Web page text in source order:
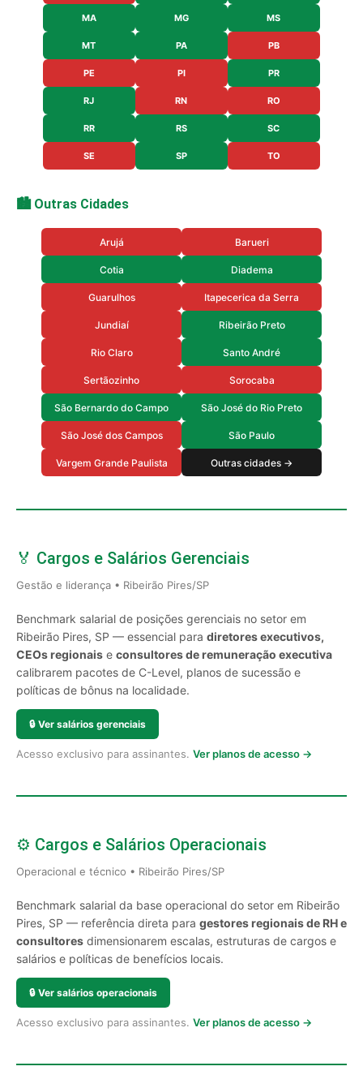
MA MG MS
MT PA PB
PE PI PR
RJ RN RO
RR RS SC
SE SP TO
🏙️ Outras Cidades
Arujá Barueri
Cotia Diadema
Guarulhos Itapecerica da Serra
Jundiaí Ribeirão Preto
Rio Claro Santo André
Sertãozinho Sorocaba
São Bernardo do Campo São José do Rio Preto
São José dos Campos São Paulo
Vargem Grande Paulista Outras cidades →
🏅 Cargos e Salários Gerenciais
Gestão e liderança • Ribeirão Pires/SP
Benchmark salarial de posições gerenciais no setor em
Ribeirão Pires, SP — essencial para diretores executivos,
CEOs regionais e consultores de remuneração executiva
calibrarem pacotes de C-Level, planos de sucessão e
políticas de bônus na localidade.
🔒 Ver salários gerenciais
Acesso exclusivo para assinantes. Ver planos de acesso →
⚙️ Cargos e Salários Operacionais
Operacional e técnico • Ribeirão Pires/SP
Benchmark salarial da base operacional do setor em Ribeirão
Pires, SP — referência direta para gestores regionais de RH e
consultores dimensionarem escalas, estruturas de cargos e
salários e políticas de benefícios locais.
🔒 Ver salários operacionais
Acesso exclusivo para assinantes. Ver planos de acesso →